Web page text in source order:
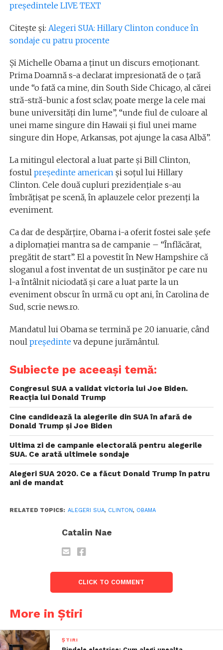
președintele LIVE TEXT
Citește și: Alegeri SUA: Hillary Clinton conduce în
sondaje cu patru procente
Și Michelle Obama a ținut un discurs emoționant.
Prima Doamnă s-a declarat impresionată de o ţară
unde “o fată ca mine, din South Side Chicago, al cărei
stră-stră-bunic a fost sclav, poate merge la cele mai
bune universităţi din lume”, “unde fiul de culoare al
unei mame singure din Hawaii şi fiul unei mame
singure din Hope, Arkansas, pot ajunge la casa Albă”.
La mitingul electoral a luat parte și Bill Clinton,
fostul președinte americanși soțul lui Hillary
Clinton. Cele două cupluri prezidențiale s-au
îmbrățișat pe scenă, în aplauzele celor prezenți la
eveniment.
Ca dar de despărţire, Obama i-a oferit fostei sale şefe
a diplomaţiei mantra sa de campanie – “Înflăcărat,
pregătit de start”. El a povestit în New Hampshire că
sloganul a fost inventat de un susţinător pe care nu
l-a întâlnit niciodată şi care a luat parte la un
eveniment obscur în urmă cu opt ani, în Carolina de
Sud, scrie news.ro.
Mandatul lui Obama se termină pe 20 ianuarie, când
noul președinte va depune jurământul.
Subiecte pe aceeași temă:
Congresul SUA a validat victoria lui Joe Biden.
Reacția lui Donald Trump
Cine candidează la alegerile din SUA în afară de
Donald Trump și Joe Biden
Ultima zi de campanie electorală pentru alegerile
SUA. Ce arată ultimele sondaje
Alegeri SUA 2020. Ce a făcut Donald Trump în patru
ani de mandat
RELATED TOPICS: ALEGERI SUA, CLINTON, OBAMA
Catalin Nae
CLICK TO COMMENT
More in Știri
ȘTIRI